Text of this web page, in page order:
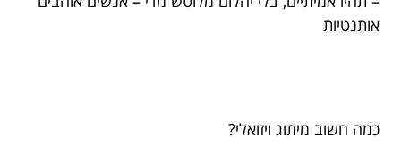
אותנטיות
כמה חשוב מיתוג ויזואלי?